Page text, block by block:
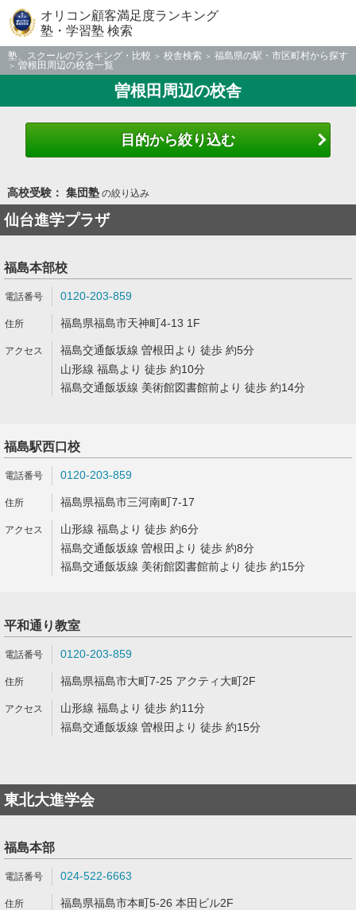
オリコン顧客満足度ランキング
塾・学習塾 検索
塾、スクールのランキング・比較 校舎検索
福島県の駅・市区町村から探す
曽根田周辺の校舎一覧
曽根田周辺の校舎
目的から絞り込む
高校受験： 集団塾の絞り込み
仙台進学プラザ
福島本部校
0120-203-859
福島県福島市天神町4-13 1F
福島交通飯坂線 曽根田より 徒歩 約5分
山形線 福島より 徒歩 約10分
福島交通飯坂線 美術館図書館前より 徒歩 約14分
福島駅西口校
0120-203-859
福島県福島市三河南町7-17
山形線 福島より 徒歩 約6分
福島交通飯坂線 曽根田より 徒歩 約8分
福島交通飯坂線 美術館図書館前より 徒歩 約15分
平和通り教室
0120-203-859
福島県福島市大町7-25 アクティ大町2F
山形線 福島より 徒歩 約11分
福島交通飯坂線 曽根田より 徒歩 約15分
東北大進学会
福島本部
024-522-6663
福島県福島市本町5-26 本田ビル2F